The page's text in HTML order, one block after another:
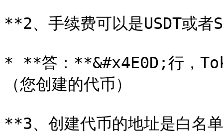
**2、手续费可以是USDT或者
* **答：**&#x4E0D;行，
（您创建的代币）
**3、创建代币的地址是白名